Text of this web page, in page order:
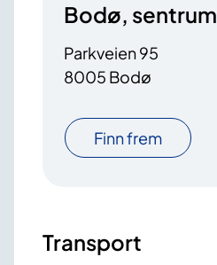
Bodø, sentrum
Parkveien 95
8005 Bodø
Finn frem
Transport